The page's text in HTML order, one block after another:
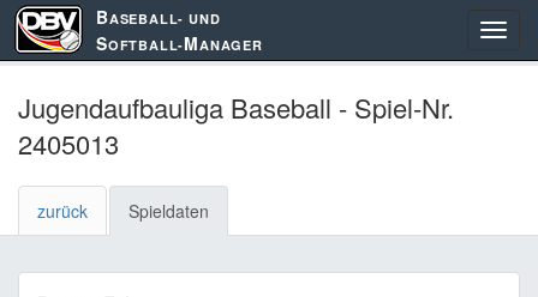
BASEBALL- UND
SOFTBALL-MANAGER
Jugendaufbauliga Baseball - Spiel-Nr.
2405013
zurück Spieldaten